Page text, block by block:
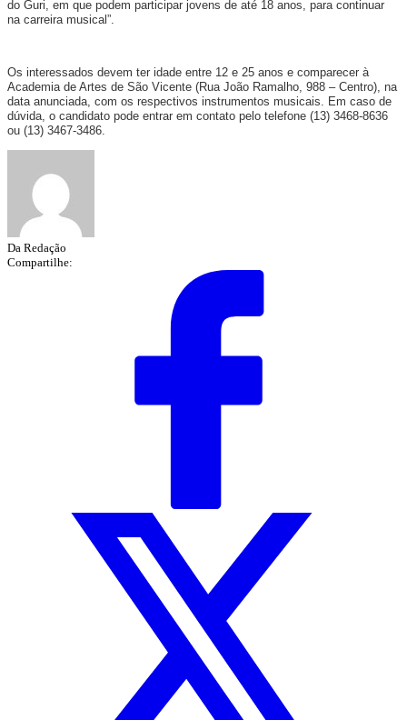
do Guri, em que podem participar jovens de até 18 anos, para continuar
na carreira musical”.
Os interessados devem ter idade entre 12 e 25 anos e comparecer à
Academia de Artes de São Vicente (Rua João Ramalho, 988 – Centro), na
data anunciada, com os respectivos instrumentos musicais. Em caso de
dúvida, o candidato pode entrar em contato pelo telefone (13) 3468-8636
ou (13) 3467-3486.
Da Redação
Compartilhe: